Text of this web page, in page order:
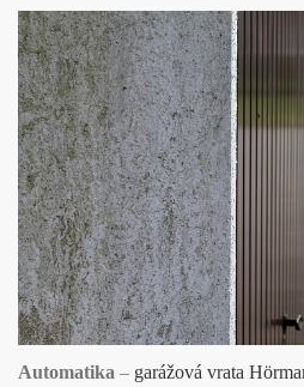
Automatika – garážová vrata